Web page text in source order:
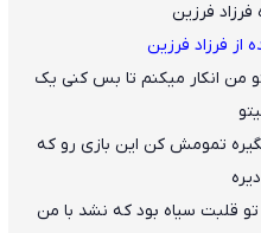
فرزین
از فرزاد فرزین
من انکار میکنم تا بس کنی یک
تمومش کن این بازی رو که
قلبت سیاه بود که نشد با من